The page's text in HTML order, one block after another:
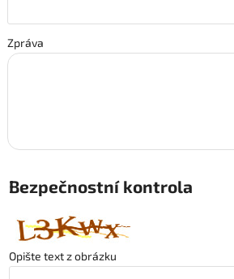
Zpráva
Bezpečnostní kontrola
Opište text z obrázku